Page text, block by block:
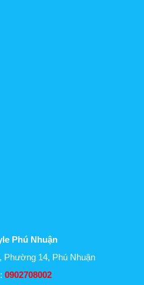
Phú Nhuận
Phường 14, Phú Nhuận
0902708002